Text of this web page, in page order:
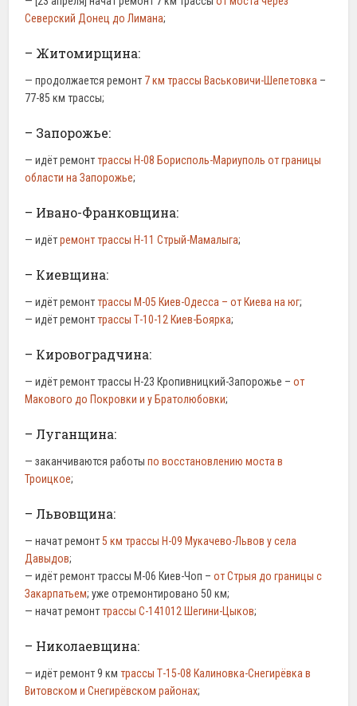
Северский Донец до Лимана;
– Житомирщина:
— продолжается ремонт 7 км трассы Васьковичи-Шепетовка –
77-85 км трассы;
– Запорожье:
— идёт ремонттрассы Н-08 Борисполь-Мариуполь от границы
области на Запорожье;
– Ивано-Франковщина:
— идётремонт трассы Н-11 Стрый-Мамалыга;
– Киевщина:
— идёт ремонттрассы М-05 Киев-Одесса – от Киева на юг;
— идёт ремонттрассы Т-10-12 Киев-Боярка;
– Кировоградчина:
— идёт ремонт трассы Н-23 Кропивницкий-Запорожье –от
Макового до Покровки и у Братолюбовки;
– Луганщина:
— заканчиваются работыпо восстановлению моста в
Троицкое;
– Львовщина:
— начат ремонт5 км трассы Н-09 Мукачево-Львов у села
Давыдов;
— идёт ремонт трассы М-06 Киев-Чоп –от Стрыя до границы с
Закарпатьем; уже отремонтировано 50 км;
— начат ремонттрассы С-141012 Шегини-Цыков;
– Николаевщина:
— идёт ремонт 9 кмтрассы Т-15-08 Калиновка-Снегирёвка в
Витовском и Снегирёвском районах;